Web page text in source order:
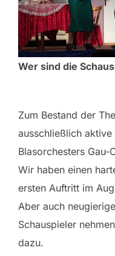
Wer sind die
Zum Bestand der
ausschließlich aktive
Blasorchesters Gau-
Wir haben einen
ersten Auftritt im
Aber auch
Schauspieler
dazu.